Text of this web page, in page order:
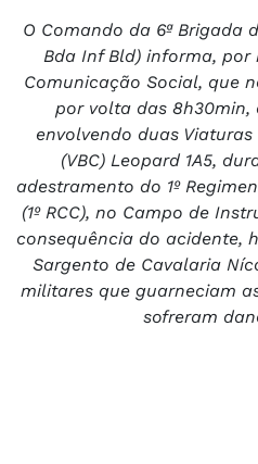
O Comando da 6ª Brigada
Bda Inf Bld) informa, por
Comunicação Social, que
por volta das 8h30min,
envolvendo duas
(VBC) Leopard 1A5,
adestramento do 1º
(1º RCC), no Campo de
consequência do acidente,
Sargento de Cavalaria
militares que guarneciam
sofreram